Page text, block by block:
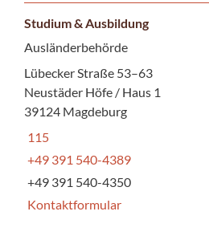
Studium & Ausbildung
Ausländerbehörde
Lübecker Straße 53–63
Neustäder Höfe / Haus 1
39124 Magdeburg
115
+49 391 540-4389
+49 391 540-4350
Kontaktformular